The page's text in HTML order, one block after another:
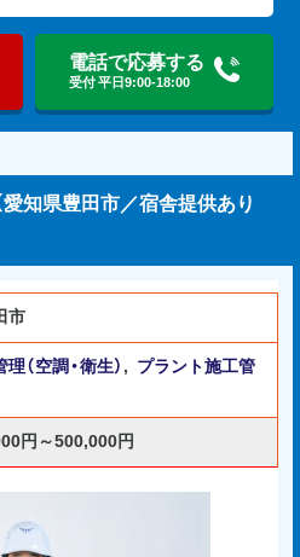
電話で応募する
受付 平日9:00-18:00
愛知県豊田市／宿舎提供あり
市
（空調・衛生） , プラント施工管
円～500,000円